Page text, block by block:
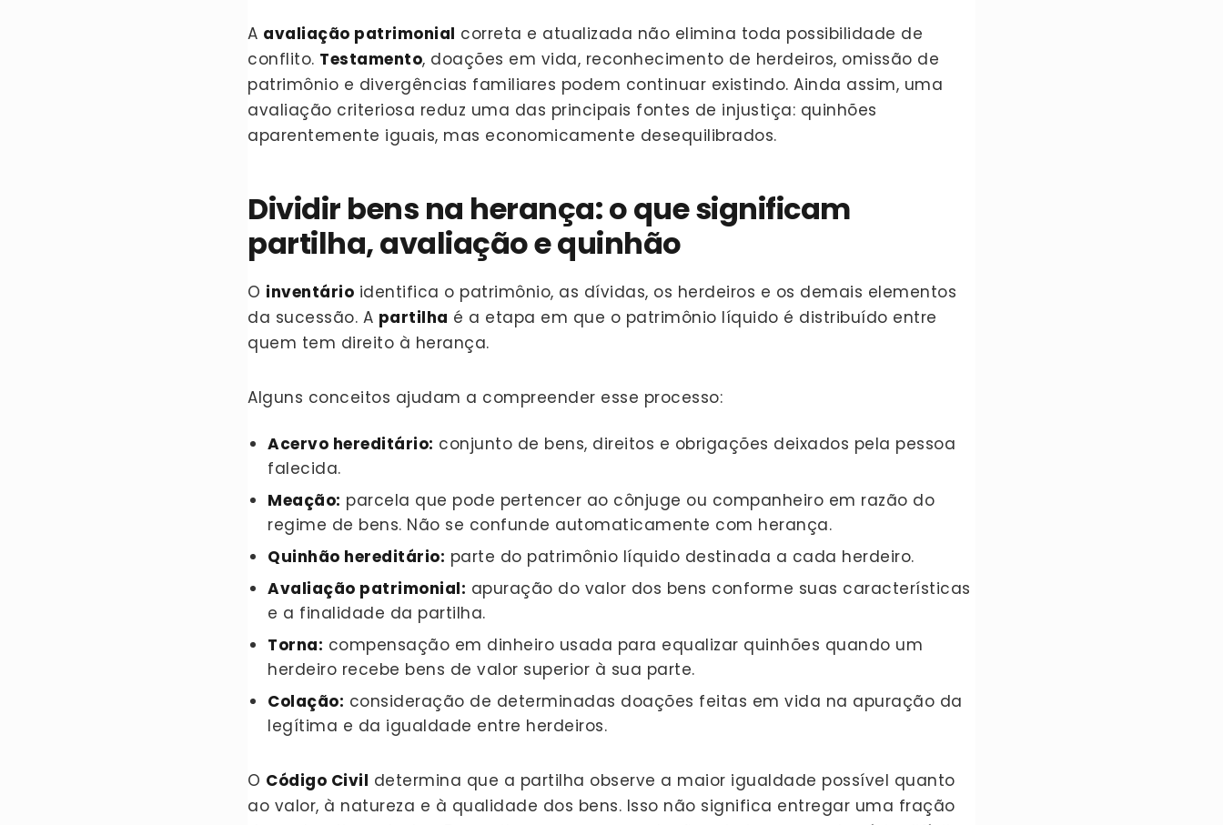
A avaliação patrimonial correta e atualizada não elimina toda possibilidade de
conflito. Testamento, doações em vida, reconhecimento de herdeiros, omissão de
patrimônio e divergências familiares podem continuar existindo. Ainda assim, uma
avaliação criteriosa reduz uma das principais fontes de injustiça: quinhões
aparentemente iguais, mas economicamente desequilibrados.
Dividir bens na herança: o que significam
partilha, avaliação e quinhão
O inventário identifica o patrimônio, as dívidas, os herdeiros e os demais elementos
da sucessão. A partilha é a etapa em que o patrimônio líquido é distribuído entre
quem tem direito à herança.
Alguns conceitos ajudam a compreender esse processo:
Acervo hereditário: conjunto de bens, direitos e obrigações deixados pela pessoa
falecida.
Meação: parcela que pode pertencer ao cônjuge ou companheiro em razão do
regime de bens. Não se confunde automaticamente com herança.
Quinhão hereditário: parte do patrimônio líquido destinada a cada herdeiro.
Avaliação patrimonial: apuração do valor dos bens conforme suas características
e a finalidade da partilha.
Torna: compensação em dinheiro usada para equalizar quinhões quando um
herdeiro recebe bens de valor superior à sua parte.
Colação: consideração de determinadas doações feitas em vida na apuração da
legítima e da igualdade entre herdeiros.
O Código Civil determina que a partilha observe a maior igualdade possível quanto
ao valor, à natureza e à qualidade dos bens. Isso não significa entregar uma fração